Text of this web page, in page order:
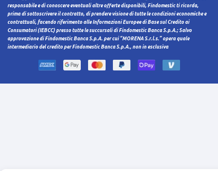
responsabile e di conoscere eventuali altre offerte disponibili, Findomestic ti ricorda,
prima di sottoscrivere il contratto, di prendere visione di tutte le condizioni economiche e
contrattuali, facendo riferimento alle Informazioni Europee di Base sul Credito ai
Consumatori (IEBCC) presso tutte le succursali di Findomestic Banca S.p.A.; Salvo
approvazione di Findomestic Banca S.p.A. per cui “MORENA S.r.l.s.” opera quale
intermediario del credito per Findomestic Banca S.p.A., non in esclusiva